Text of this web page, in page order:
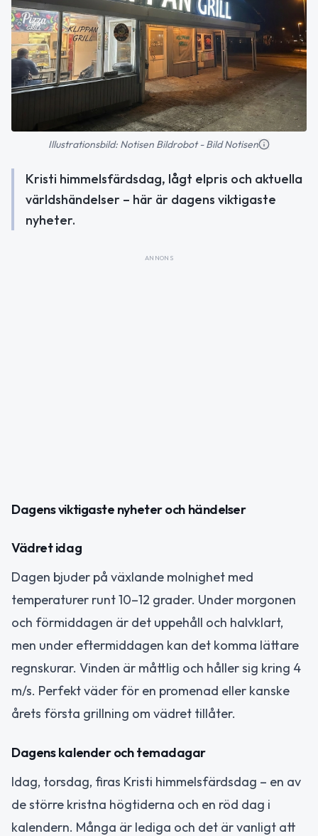
Illustrationsbild: Notisen Bildrobot - Bild Notisen
Kristi himmelsfärdsdag, lågt elpris och aktuella
världshändelser – här är dagens viktigaste
nyheter.
ANNONS
Dagens viktigaste nyheter och händelser
Vädret idag
Dagen bjuder på växlande molnighet med
temperaturer runt 10–12 grader. Under morgonen
och förmiddagen är det uppehåll och halvklart,
men under eftermiddagen kan det komma lättare
regnskurar. Vinden är måttlig och håller sig kring 4
m/s. Perfekt väder för en promenad eller kanske
årets första grillning om vädret tillåter.
Dagens kalender och temadagar
Idag, torsdag, firas Kristi himmelsfärdsdag – en av
de större kristna högtiderna och en röd dag i
kalendern. Många är lediga och det är vanligt att